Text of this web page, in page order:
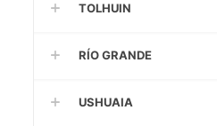
TOLHUIN
RÍO GRANDE
USHUAIA